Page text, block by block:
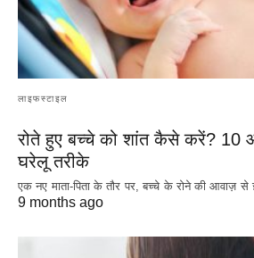
लाइफस्टाइल
रोते हुए बच्चे को शांत कैसे करें? 10
घरेलू तरीके
एक नए माता-पिता के तौर पर, बच्चे के रोने की आवाज़ से
9 months ago